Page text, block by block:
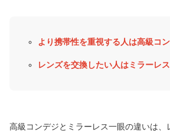
より携帯性を重視する人は高級コ
レンズを交換したい人はミラーレス
高級コンデジとミラーレス一眼の違いは、